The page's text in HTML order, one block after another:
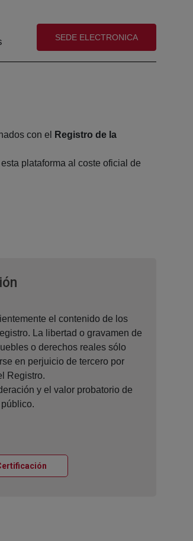
(abre en nueva ventana)
SEDE ELECTRONICA
con el
Registro de la
plataforma al coste oficial de
el contenido de los
La libertad o gravamen de
o derechos reales sólo
en perjuicio de tercero por
Registro.
y el valor probatorio de